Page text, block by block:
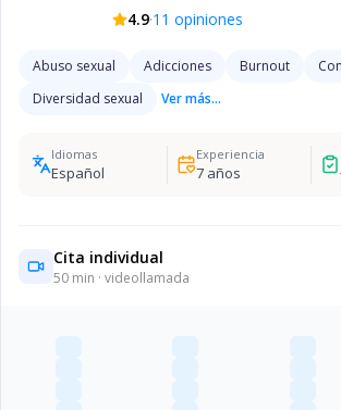
4.9·11 opiniones
Abuso sexual Adicciones Burnout
Diversidad sexual
Ver más...
Idiomas
Español
Experiencia
7años
Cita individual
50 min · videollamada